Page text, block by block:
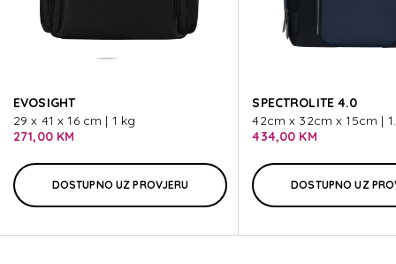
LITEPOINT
LITEPOINT
LITEPOINT
EVOSIGHT
29 x 41 x 16 cm | 1 kg
271,00 KM
DOSTUPNO UZ PROVJERU
SPECTROLITE 4.0
42cm x 32cm x 15cm |
434,00 KM
DOSTUPNO UZ